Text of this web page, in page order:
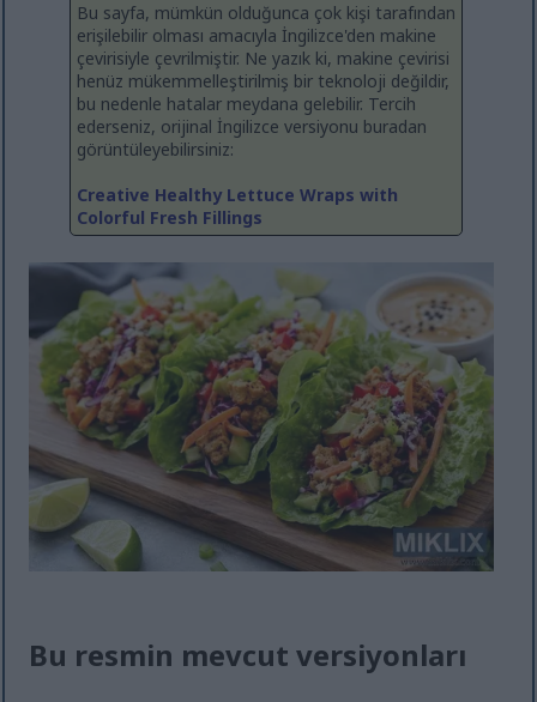
Bu sayfa, mümkün olduğunca çok kişi tarafından
erişilebilir olması amacıyla İngilizce'den makine
çevirisiyle çevrilmiştir. Ne yazık ki, makine çevirisi
henüz mükemmelleştirilmiş bir teknoloji değildir,
bu nedenle hatalar meydana gelebilir. Tercih
ederseniz, orijinal İngilizce versiyonu buradan
görüntüleyebilirsiniz:
Creative Healthy Lettuce Wraps with
Colorful Fresh Fillings
Bu resmin mevcut versiyonları